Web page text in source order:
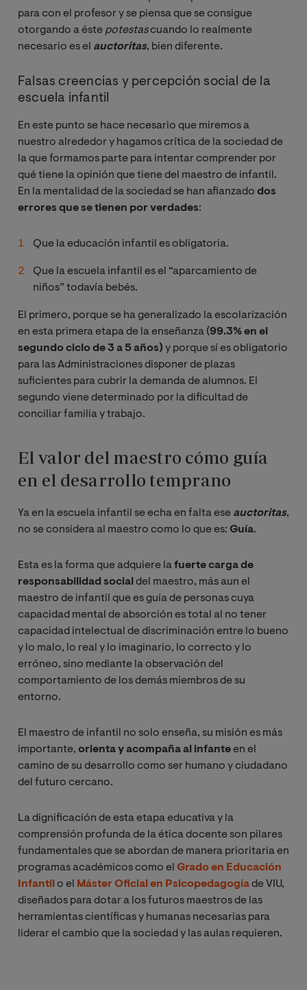
para con el profesor y se piensa que se consigue
otorgando a éste potestascuando lo realmente
necesario es el auctoritas, bien diferente.
Falsas creencias y percepción social de la
escuela infantil
En este punto se hace necesario que miremos a
nuestro alrededor y hagamos crítica de la sociedad de
la que formamos parte para intentar comprender por
qué tiene la opinión que tiene del maestro de infantil.
En la mentalidad de la sociedad se han afianzado dos
errores que se tienen por verdades:
Que la educación infantil es obligatoria.
Que la escuela infantil es el “aparcamiento de
niños” todavía bebés.
El primero, porque se ha generalizado la escolarización
en esta primera etapa de la enseñanza (99.3% en el
segundo ciclo de 3 a 5 años) y porque sí es obligatorio
para las Administraciones disponer de plazas
suficientes para cubrir la demanda de alumnos. El
segundo viene determinado por la dificultad de
conciliar familia y trabajo.
El valor del maestro cómo guía
en el desarrollo temprano
Ya en la escuela infantil se echa en falta ese auctoritas,
no se considera al maestro como lo que es: Guía.
Esta es la forma que adquiere lafuerte carga de
responsabilidad socialdel maestro, más aun el
maestro de infantil que es guía de personas cuya
capacidad mental de absorción es total al no tener
capacidad intelectual de discriminación entre lo bueno
y lo malo, lo real y lo imaginario, lo correcto y lo
erróneo, sino mediante la observación del
comportamiento de los demás miembros de su
entorno.
El maestro de infantil no solo enseña, su misión es más
importante, orienta y acompaña al infanteen el
camino de su desarrollo como ser humano y ciudadano
del futuro cercano.
La dignificación de esta etapa educativa y la
comprensión profunda de la ética docente son pilares
fundamentales que se abordan de manera prioritaria en
programas académicos como el Grado en Educación
Infantilo el Máster Oficial en Psicopedagogíade VIU,
diseñados para dotar a los futuros maestros de las
herramientas científicas y humanas necesarias para
liderar el cambio que la sociedad y las aulas requieren.